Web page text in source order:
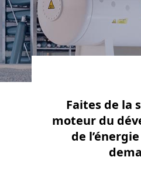
Faites de la
moteur du
de